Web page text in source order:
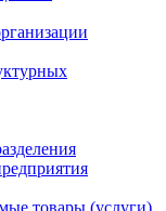
товары (услуги)